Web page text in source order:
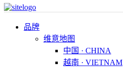
品牌
维意地图
中国 · CHINA
越南 · VIETNAM